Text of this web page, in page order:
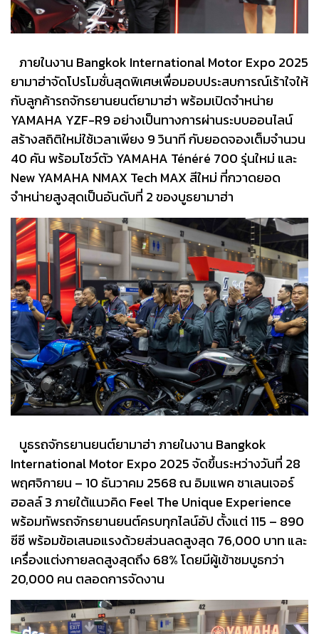
ภายในงาน Bangkok International Motor Expo 2025
ยามาฮ่าจัดโปรโมชั่นสุดพิเศษเพื่อมอบประสบการณ์เร้าใจให้
กับลูกค้ารถจักรยานยนต์ยามาฮ่า พร้อมเปิดจำหน่าย
YAMAHA YZF-R9 อย่างเป็นทางการผ่านระบบออนไลน์
สร้างสถิติใหม่ใช้เวลาเพียง 9 วินาที กับยอดจองเต็มจำนวน
40 คัน พร้อมโชว์ตัว YAMAHA Ténéré 700 รุ่นใหม่ และ
New YAMAHA NMAX Tech MAX สีใหม่ ที่กวาดยอด
จำหน่ายสูงสุดเป็นอันดับที่ 2 ของบูธยามาฮ่า
บูธรถจักรยานยนต์ยามาฮ่า ภายในงาน Bangkok
International Motor Expo 2025 จัดขึ้นระหว่างวันที่ 28
พฤศจิกายน – 10 ธันวาคม 2568 ณ อิมแพค ชาเลนเจอร์
ฮอลล์ 3 ภายใต้แนวคิด Feel The Unique Experience
พร้อมทัพรถจักรยานยนต์ครบทุกไลน์อัป ตั้งแต่ 115 – 890
ซีซี พร้อมข้อเสนอแรงด้วยส่วนลดสูงสุด 76,000 บาท และ
เครื่องแต่งกายลดสูงสุดถึง 68% โดยมีผู้เข้าชมบูธกว่า
20,000 คน ตลอดการจัดงาน